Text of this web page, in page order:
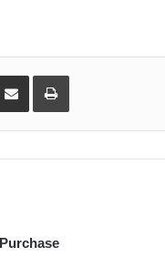
Partager par email Imprimer